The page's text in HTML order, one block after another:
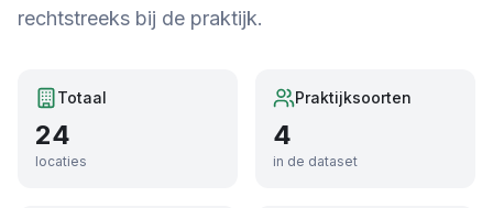
rechtstreeks bij de praktijk.
Totaal
24
locaties
Praktijksoorten
4
in de dataset